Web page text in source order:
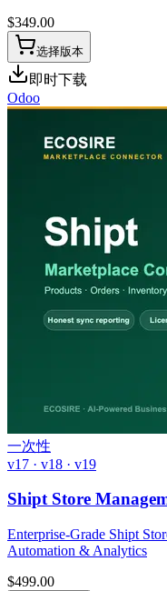
$349.00
选择版本
即时下载
Odoo
一次性
v17 · v18 · v19
Shipt Store
Enterprise-Grade Shipt
Automation & Analytics
$499.00